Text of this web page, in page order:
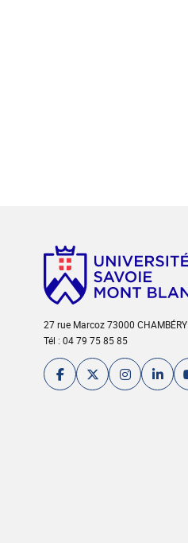
27 rue Marcoz 73000 CHAMBÉRY
Tél : 04 79 75 85 85